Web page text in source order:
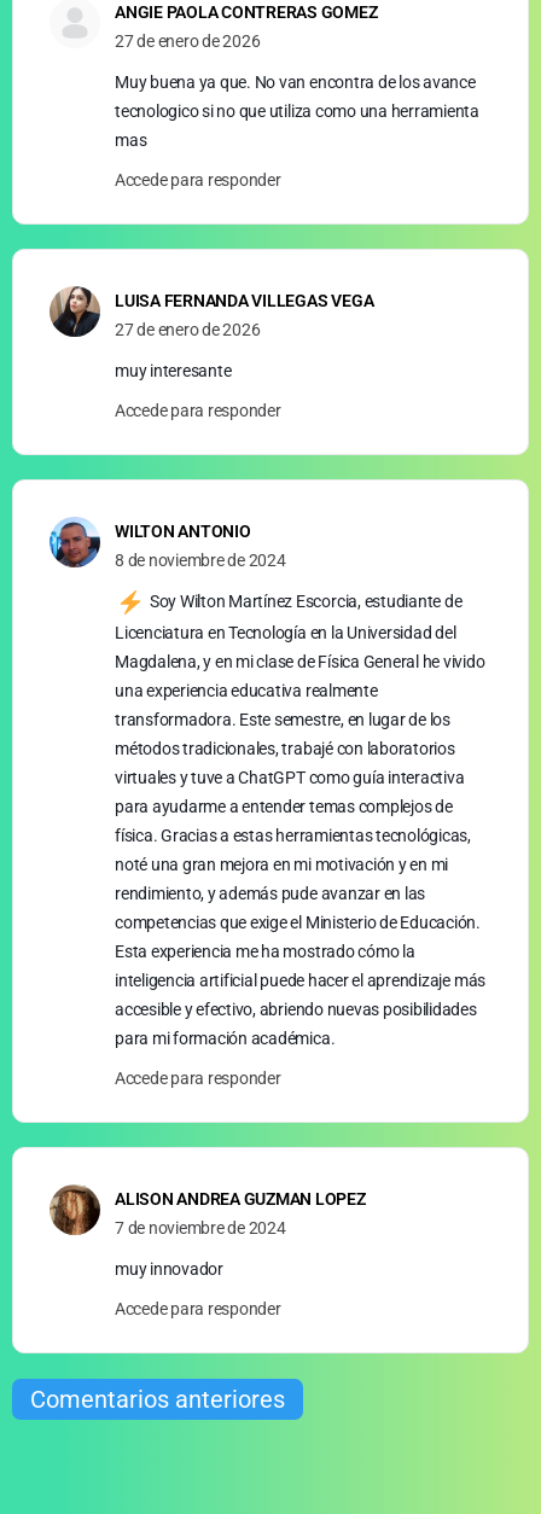
ANGIE PAOLA CONTRERAS GOMEZ
27 de enero de 2026
Muy buena ya que. No van encontra de los avance
tecnologico si no que utiliza como una herramienta
mas
Accede para responder
LUISA FERNANDA VILLEGAS VEGA
27 de enero de 2026
muy interesante
Accede para responder
WILTON ANTONIO
8 de noviembre de 2024
Soy Wilton Martínez Escorcia, estudiante de
Licenciatura en Tecnología en la Universidad del
Magdalena, y en mi clase de Física General he vivido
una experiencia educativa realmente
transformadora. Este semestre, en lugar de los
métodos tradicionales, trabajé con laboratorios
virtuales y tuve a ChatGPT como guía interactiva
para ayudarme a entender temas complejos de
física. Gracias a estas herramientas tecnológicas,
noté una gran mejora en mi motivación y en mi
rendimiento, y además pude avanzar en las
competencias que exige el Ministerio de Educación.
Esta experiencia me ha mostrado cómo la
inteligencia artificial puede hacer el aprendizaje más
accesible y efectivo, abriendo nuevas posibilidades
para mi formación académica.
Accede para responder
ALISON ANDREA GUZMAN LOPEZ
7 de noviembre de 2024
muy innovador
Accede para responder
Comentarios anteriores